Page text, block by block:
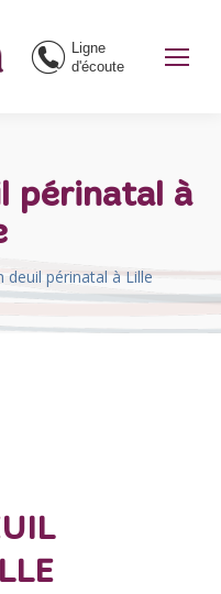
Ligne
d'écoute
périnatal à
deuil périnatal à Lille